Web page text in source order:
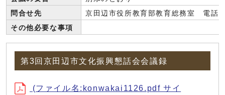
問合せ先
京田辺市役所教育部教育総務室 電話
その他必要な事項
第3回京田辺市文化振興懇話会会議録
(ファイル名:konwakai1126.pdf サイ